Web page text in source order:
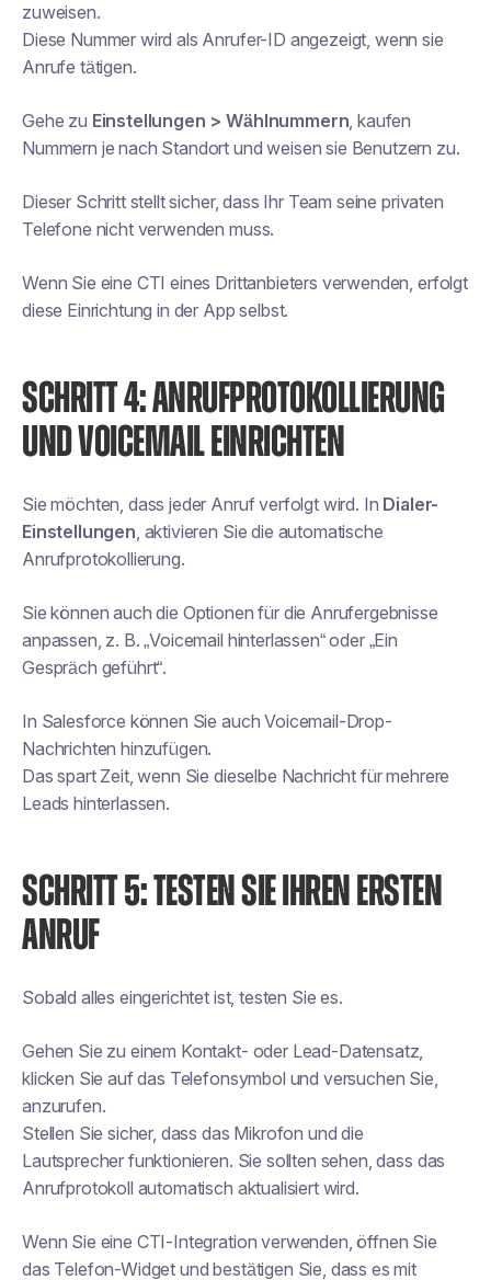
zuweisen.
Diese Nummer wird als Anrufer-ID angezeigt, wenn sie
Anrufe tätigen.
Gehe zu Einstellungen > Wählnummern, kaufen
Nummern je nach Standort und weisen sie Benutzern zu.
Dieser Schritt stellt sicher, dass Ihr Team seine privaten
Telefone nicht verwenden muss.
Wenn Sie eine CTI eines Drittanbieters verwenden, erfolgt
diese Einrichtung in der App selbst.
SCHRITT 4: ANRUFPROTOKOLLIERUNG
UND VOICEMAIL EINRICHTEN
Sie möchten, dass jeder Anruf verfolgt wird. In Dialer-
Einstellungen, aktivieren Sie die automatische
Anrufprotokollierung.
Sie können auch die Optionen für die Anrufergebnisse
anpassen, z. B. „Voicemail hinterlassen“ oder „Ein
Gespräch geführt“.
In Salesforce können Sie auch Voicemail-Drop-
Nachrichten hinzufügen.
Das spart Zeit, wenn Sie dieselbe Nachricht für mehrere
Leads hinterlassen.
SCHRITT 5: TESTEN SIE IHREN ERSTEN
ANRUF
Sobald alles eingerichtet ist, testen Sie es.
Gehen Sie zu einem Kontakt- oder Lead-Datensatz,
klicken Sie auf das Telefonsymbol und versuchen Sie,
anzurufen.
Stellen Sie sicher, dass das Mikrofon und die
Lautsprecher funktionieren. Sie sollten sehen, dass das
Anrufprotokoll automatisch aktualisiert wird.
Wenn Sie eine CTI-Integration verwenden, öffnen Sie
das Telefon-Widget und bestätigen Sie, dass es mit